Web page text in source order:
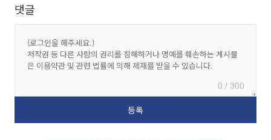
댓글
0 / 300